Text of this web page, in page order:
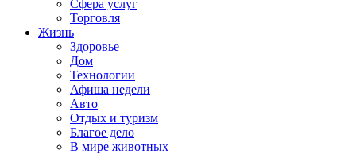
Сфера услуг
Торговля
Жизнь
Здоровье
Дом
Технологии
Афиша недели
Авто
Отдых и туризм
Благое дело
В мире животных